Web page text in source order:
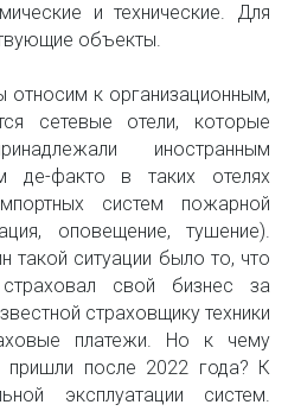
и технические. Для
объекты.
к организационным,
сетевые отели, которые
иностранным
де-факто в таких отелях
систем пожарной
оповещение, тушение).
такой ситуации было то, что
свой бизнес за
страховщику техники
платежи. Но к чему
пришли после 2022 года? К
эксплуатации систем.